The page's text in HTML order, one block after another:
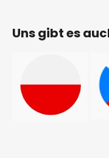
Uns gibt es